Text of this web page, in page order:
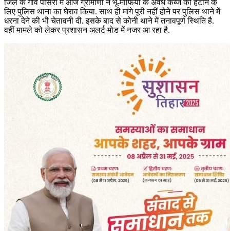
जिले के गांव पौंसरा में आज ग्रामीणों ने भू-माफिया के अवैध कब्जे को हटाने के
लिए पुलिस थाना का घेराव किया. साथ ही मांगे पूरी नहीं होने पर पुलिस थाने में
धरना देने की भी चेतावनी दी. इसके बाद से कोनी थाने में तनावपूर्ण स्थिति है.
वहीं मामले को लेकर प्रशासन अलर्ट मोड में नजर आ रहा है.